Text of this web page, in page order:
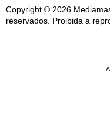
Copyright © 2026
reservados. Proibida a